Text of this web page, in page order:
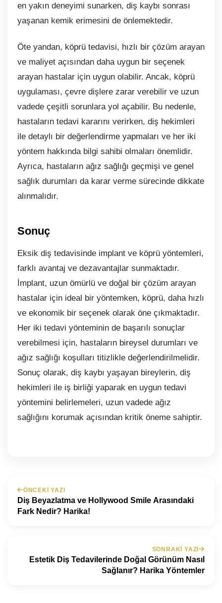
en yakın deneyimi sunarken, diş kaybı sonrası
yaşanan kemik erimesini de önlemektedir.
Öte yandan, köprü tedavisi, hızlı bir çözüm arayan
ve maliyet açısından daha uygun bir seçenek
arayan hastalar için uygun olabilir. Ancak, köprü
uygulaması, çevre dişlere zarar verebilir ve uzun
vadede çeşitli sorunlara yol açabilir. Bu nedenle,
hastaların tedavi kararını verirken, diş hekimleri
ile detaylı bir değerlendirme yapmaları ve her iki
yöntem hakkında bilgi sahibi olmaları önemlidir.
Ayrıca, hastaların ağız sağlığı geçmişi ve genel
sağlık durumları da karar verme sürecinde dikkate
alınmalıdır.
Sonuç
Eksik diş tedavisinde implant ve köprü yöntemleri,
farklı avantaj ve dezavantajlar sunmaktadır.
İmplant, uzun ömürlü ve doğal bir çözüm arayan
hastalar için ideal bir yöntemken, köprü, daha hızlı
ve ekonomik bir seçenek olarak öne çıkmaktadır.
Her iki tedavi yönteminin de başarılı sonuçlar
verebilmesi için, hastaların bireysel durumları ve
ağız sağlığı koşulları titizlikle değerlendirilmelidir.
Sonuç olarak, diş kaybı yaşayan bireylerin, diş
hekimleri ile iş birliği yaparak en uygun tedavi
yöntemini belirlemeleri, uzun vadede ağız
sağlığını korumak açısından kritik öneme sahiptir.
ÖNCEKI YAZI
Diş Beyazlatma ve Hollywood Smile Arasındaki
Fark Nedir? Harika!
SONRAKI YAZI
Estetik Diş Tedavilerinde Doğal Görünüm Nasıl
Sağlanır? Harika Yöntemler